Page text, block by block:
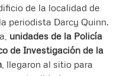
de la localidad de
periodista Darcy Quinn.
unidades de la Policía
de Investigación de la
, llegaron al sitio para